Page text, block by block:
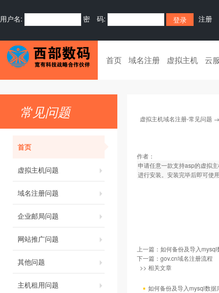
用户名: 密 码: 注册
首页 域名注册 虚拟主机 云
常见问题
首页
虚拟主机问题
域名注册问题
企业邮局问题
网站推广问题
其他问题
主机租用问题
虚拟主机域名注册-常见问题
作者：
申请任意一款支持asp的虚拟
进行安装。安装完毕后即可使
上一篇： 如何备份及导入
下一篇： gov.cn域名注册流程
>> 相关文章
如何备份及导入mysql数据